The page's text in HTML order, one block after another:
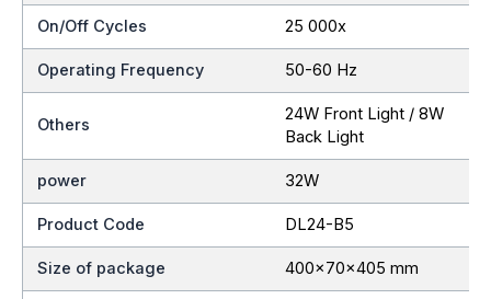
On/Off Cycles 25 000x
Operating Frequency 50-60 Hz
Others
24W Front Light / 8W
Back Light
power 32W
Product Code DL24-B5
Size of package 400x70x405 mm